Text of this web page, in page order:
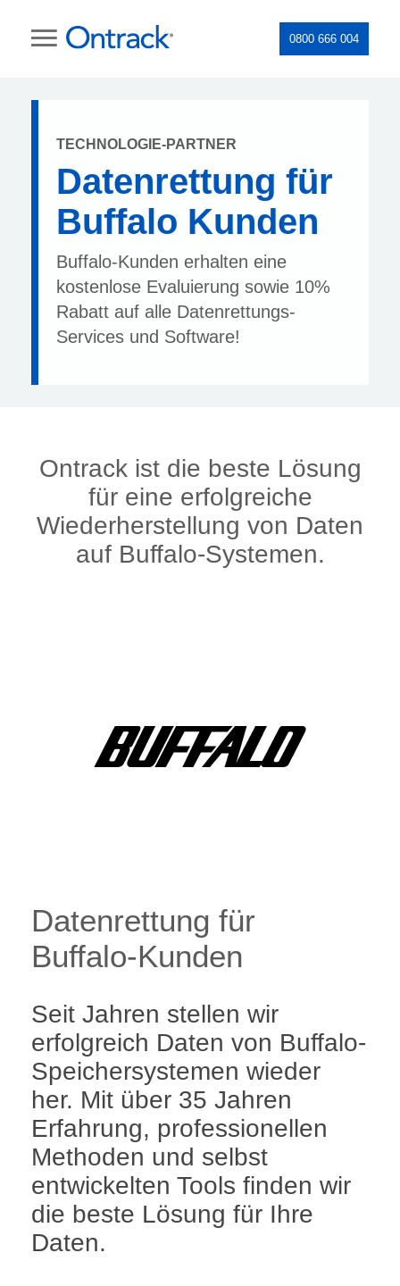
0800 666 004
TECHNOLOGIE-PARTNER
Datenrettung für
Buffalo Kunden
Buffalo-Kunden erhalten eine
kostenlose Evaluierung sowie 10%
Rabatt auf alle Datenrettungs-
Services und Software!
Ontrack ist die beste Lösung
für eine erfolgreiche
Wiederherstellung von Daten
auf Buffalo-Systemen.
Datenrettung für
Buffalo-Kunden
Seit Jahren stellen wir
erfolgreich Daten von Buffalo-
Speichersystemen wieder
her. Mit über 35 Jahren
Erfahrung, professionellen
Methoden und selbst
entwickelten Tools finden wir
die beste Lösung für Ihre
Daten.